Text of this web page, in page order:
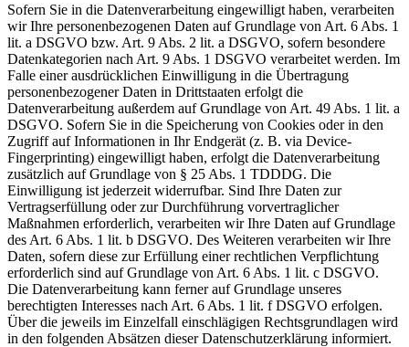
Sofern Sie in die Datenverarbeitung eingewilligt haben, verarbeiten
wir Ihre personenbezogenen Daten auf Grundlage von Art. 6 Abs. 1
lit. a DSGVO bzw. Art. 9 Abs. 2 lit. a DSGVO, sofern besondere
Datenkategorien nach Art. 9 Abs. 1 DSGVO verarbeitet werden. Im
Falle einer ausdrücklichen Einwilligung in die Übertragung
personenbezogener Daten in Drittstaaten erfolgt die
Datenverarbeitung außerdem auf Grundlage von Art. 49 Abs. 1 lit. a
DSGVO. Sofern Sie in die Speicherung von Cookies oder in den
Zugriff auf Informationen in Ihr Endgerät (z. B. via Device-
Fingerprinting) eingewilligt haben, erfolgt die Datenverarbeitung
zusätzlich auf Grundlage von § 25 Abs. 1 TDDDG. Die
Einwilligung ist jederzeit widerrufbar. Sind Ihre Daten zur
Vertragserfüllung oder zur Durchführung vorvertraglicher
Maßnahmen erforderlich, verarbeiten wir Ihre Daten auf Grundlage
des Art. 6 Abs. 1 lit. b DSGVO. Des Weiteren verarbeiten wir Ihre
Daten, sofern diese zur Erfüllung einer rechtlichen Verpflichtung
erforderlich sind auf Grundlage von Art. 6 Abs. 1 lit. c DSGVO.
Die Datenverarbeitung kann ferner auf Grundlage unseres
berechtigten Interesses nach Art. 6 Abs. 1 lit. f DSGVO erfolgen.
Über die jeweils im Einzelfall einschlägigen Rechtsgrundlagen wird
in den folgenden Absätzen dieser Datenschutzerklärung informiert.